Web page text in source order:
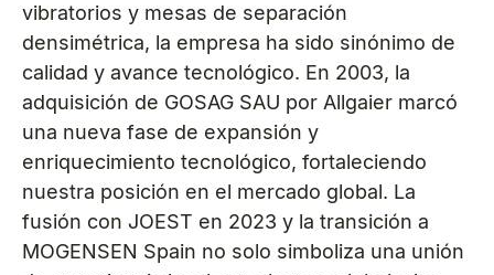
vibratorios y mesas de separación
densimétrica, la empresa ha sido sinónimo de
calidad y avance tecnológico. En 2003, la
adquisición de GOSAG SAU por Allgaier marcó
una nueva fase de expansión y
enriquecimiento tecnológico, fortaleciendo
nuestra posición en el mercado global. La
fusión con JOEST en 2023 y la transición a
MOGENSEN Spain no solo simboliza una unión